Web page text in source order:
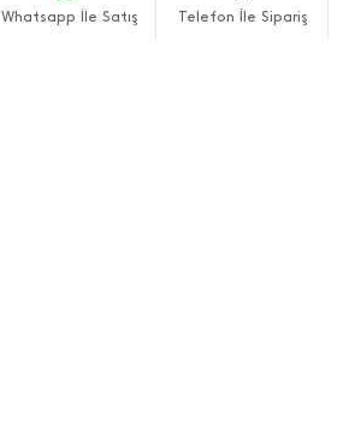
Whatsapp İle Satış Telefon İle Sipariş